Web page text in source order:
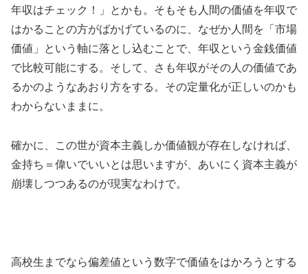
年収はチェック！」とかも。そもそも人間の価値を年収で
はかることの方がばかげているのに、なぜか人間を「市場
価値」という軸に落とし込むことで、年収という金銭価値
で比較可能にする。そして、さも年収がその人の価値であ
るかのようなあおり方をする。その定量化が正しいのかも
わからないままに。
確かに、この世が資本主義しか価値観が存在しなければ、
金持ち＝偉いでいいとは思いますが、あいにく資本主義が
崩壊しつつあるのが現実なわけで。
高校生までなら偏差値という数字で価値をはかろうとする